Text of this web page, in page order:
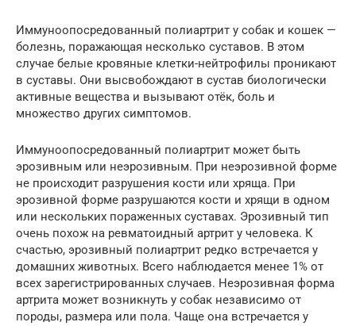
Иммуноопосредованный полиартрит у собак и кошек —
болезнь, поражающая несколько суставов. В этом
случае белые кровяные клетки-нейтрофилы проникают
в суставы. Они высвобождают в сустав биологически
активные вещества и вызывают отёк, боль и
множество других симптомов.
Иммуноопосредованный полиартрит может быть
эрозивным или неэрозивным. При неэрозивной форме
не происходит разрушения кости или хряща. При
эрозивной форме разрушаются кости и хрящи в одном
или нескольких пораженных суставах. Эрозивный тип
очень похож на ревматоидный артрит у человека. К
счастью, эрозивный полиартрит редко встречается у
домашних животных. Всего наблюдается менее 1% от
всех зарегистрированных случаев. Неэрозивная форма
артрита может возникнуть у собак независимо от
породы, размера или пола. Чаще она встречается у